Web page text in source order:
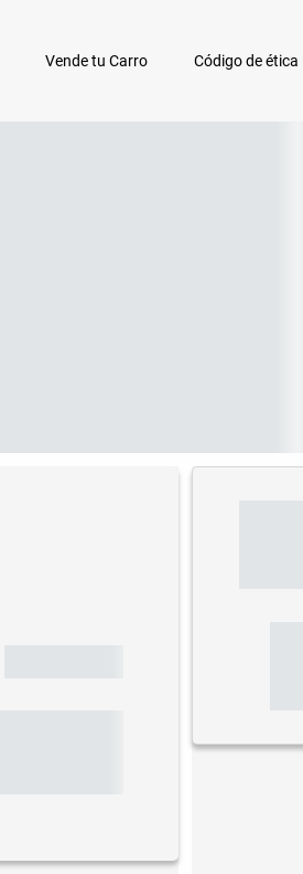
Vende tu Carro Código de ética